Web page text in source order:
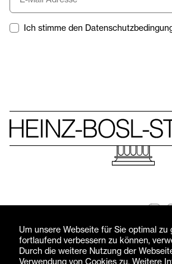
Ich stimme den
© Heinz-Bosl-Stiftung 2026 — Alle
Impressum
Um unsere Webseite für Sie optimal zu
fortlaufend verbessern zu können,
Durch die weitere Nutzung der
Verwendung von Cookies zu. Weitere